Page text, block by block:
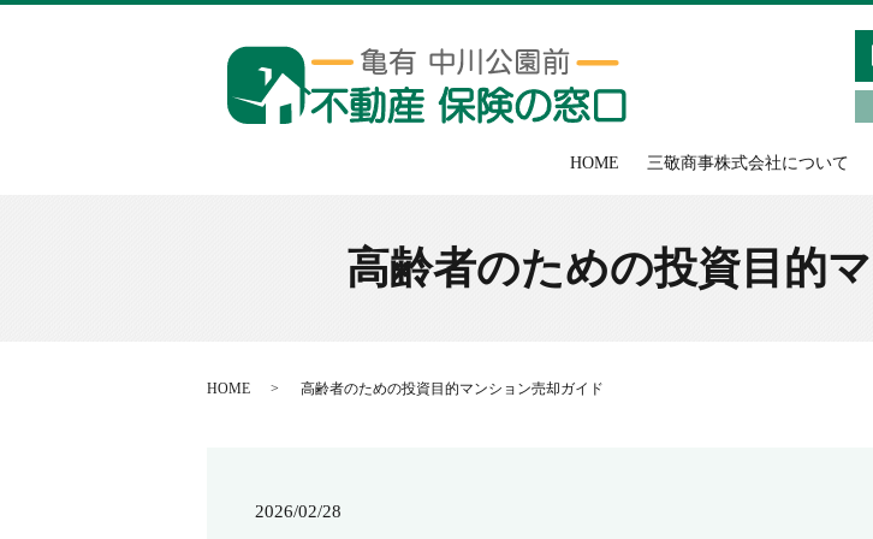
HOME 三敬商事株式会社について
高齢者のための投資目的
HOME 高齢者のための投資目的マンション売却ガイド
2026/02/28